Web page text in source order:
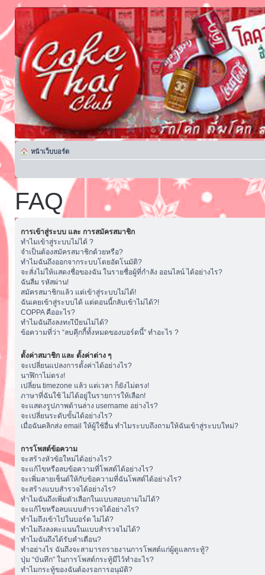
หน้าเว็บบอร์ด
FAQ
การเข้าสู่ระบบ และ การสมัครสมาชิก
ทำไมเข้าสู่ระบบไม่ได้ ?
จำเป็นต้องสมัครสมาชิกด้วยหรือ?
ทำไมฉันถึงออกจากระบบโดยอัตโนมัติ?
จะสั่งไม่ให้แสดงชื่อของฉัน ในรายชื่อผู้ที่กำลัง ออนไลน์ ได้อย่างไร?
ฉันลืม รหัสผ่าน!
สมัครสมาชิกแล้ว แต่เข้าสู่ระบบไม่ได้!
ฉันเคยเข้าสู่ระบบได้ แต่ตอนนี้กลับเข้าไม่ได้?!
COPPA คืออะไร?
ทำไมฉันถึงลงทะเีบียนไม่ได้?
ข้อความที่ว่า “ลบคุีกกี้ทั้งหมดของบอร์ดนี้” ทำอะไร ?
ตั้งค่าสมาชิก และ ตั้งค่าต่าง ๆ
จะเปลี่ยนแปลงการตั้งค่าได้อย่างไร?
นาฬิกาไม่ตรง!
เปลี่ยน timezone แล้ว แต่เวลา ก็ยังไม่ตรง!
ภาษาที่ฉันใช้ ไม่ได้อยู่ในรายการให้เลือก!
จะแสดงรูปภาพด้านล่าง username อย่างไร?
จะเปลี่ยนระดับขั้นได้อย่างไร?
เมื่อฉันคลิกส่ง email ให้ผู้ใช้อื่น ทำไมระบบถึงถามให้ฉันเข้าสู่ระบบใหม่?
การโพสต์ข้อความ
จะสร้างหัวข้อใหม่ได้อย่างไร?
จะแก้ไขหรือลบข้อความที่โพสต์ได้อย่างไร?
จะเพิ่มลายเซ็นต์ให้กับข้อความที่ฉันโพสต์ได้อย่างไร?
จะสร้างแบบสำรวจได้อย่างไร?
ทำไมฉันถึงเพิ่มตัวเลือกในแบบสอบถามไม่ได้?
จะแก้ไขหรือลบแบบสำรวจได้อย่างไร?
ทำไมถึงเข้าไปในบอร์ด ไม่ได้?
ทำไมถึงลงคะแนนในแบบสำรวจไม่ได้?
ทำไมฉันถึงได้รับคำเตือน?
ทำอย่างไร ฉันถึงจะสามารถรายงานการโพสต์แก่ผู้ดูแลกระทู้?
ปุ่ม “บันทึก” ในการโพสต์กระทู้มีไว้ทำอะไร?
ทำไมกระทู้ของฉันต้องรอการอนุมัติ?